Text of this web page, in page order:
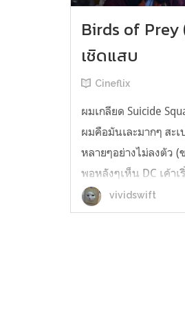
Birds of Prey
เชิดแสบ
Cineflix
ผมเกลียด Suicide
ผมคือมันเละมากๆ สะ
หลายๆอย่างไม่ลงตัว
พอหลังๆเห็น DC เค้า
of Preyนี้ก็เลยไม่ค่อย
ล่วงหน้าออกมาสวยด้
vividswift